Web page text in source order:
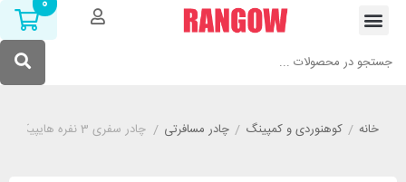
خانه/ کوهنوردی و کمپینگ/ چادر مسافرتی/ چادر سفری 3 نفره هایپیک مدل HIGH PEAK ALFENA 3.0